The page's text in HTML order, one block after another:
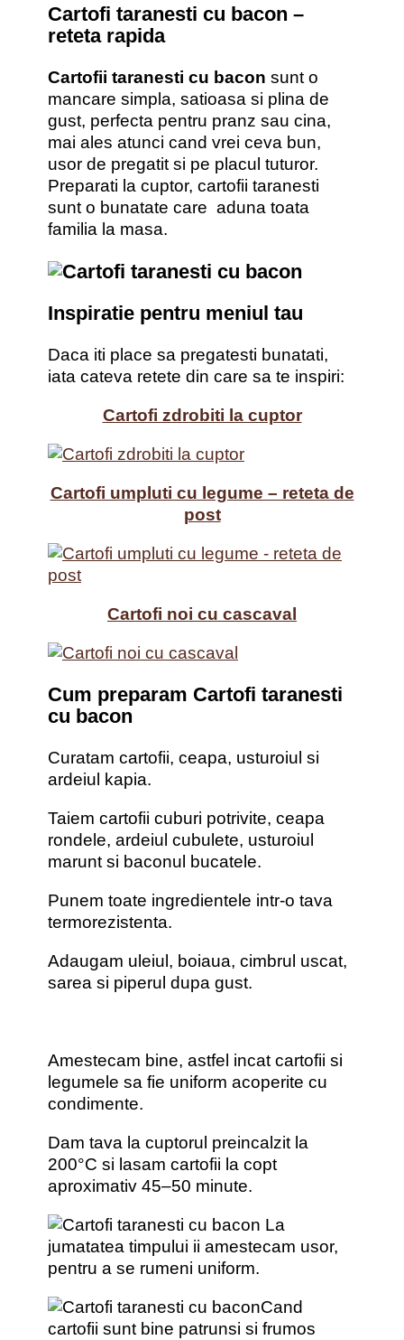
Cartofi taranesti cu bacon –
reteta rapida
Cartofii taranesti cu bacon sunt o
mancare simpla, satioasa si plina de
gust, perfecta pentru pranz sau cina,
mai ales atunci cand vrei ceva bun,
usor de pregatit si pe placul tuturor.
Preparati la cuptor, cartofii taranesti
sunt o bunatate care aduna toata
familia la masa.
Inspiratie pentru meniul tau
Daca iti place sa pregatesti bunatati,
iata cateva retete din care sa te inspiri:
Cartofi zdrobiti la cuptor
Cartofi umpluti cu legume – reteta de
post
Cartofi noi cu cascaval
Cum preparam Cartofi taranesti
cu bacon
Curatam cartofii, ceapa, usturoiul si
ardeiul kapia.
Taiem cartofii cuburi potrivite, ceapa
rondele, ardeiul cubulete, usturoiul
marunt si baconul bucatele.
Punem toate ingredientele intr-o tava
termorezistenta.
Adaugam uleiul, boiaua, cimbrul uscat,
sarea si piperul dupa gust.
Amestecam bine, astfel incat cartofii si
legumele sa fie uniform acoperite cu
condimente.
Dam tava la cuptorul preincalzit la
200°C si lasam cartofii la copt
aproximativ 45–50 minute.
La
jumatatea timpului ii amestecam usor,
pentru a se rumeni uniform.
Cand
cartofii sunt bine patrunsi si frumos